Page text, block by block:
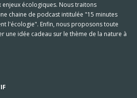
écologiques. Nous traitons
chaine de podcast intitulée "15 minutes
l'écologie". Enfin, nous proposons toute
une idée cadeau sur le thème de la nature à